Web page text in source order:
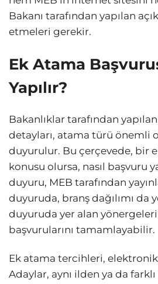
Bakanı tarafından yapılan
etmeleri gerekir.
Ek Atama
Yapılır?
Bakanlıklar tarafından
detayları, atama türü önemli
duyurulur. Bu çerçevede, bir
konusu olursa, nasıl başvuru
duyuru, MEB tarafından
duyuruda, branş dağılımı da
duyuruda yer alan
başvurularını tamamlayabilir.
Ek atama tercihleri, elektronik
Adaylar, aynı ilden ya da